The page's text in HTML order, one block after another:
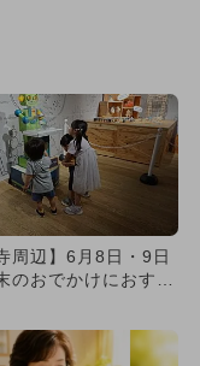
周辺】6月8日・9日
のおでかけにおすす